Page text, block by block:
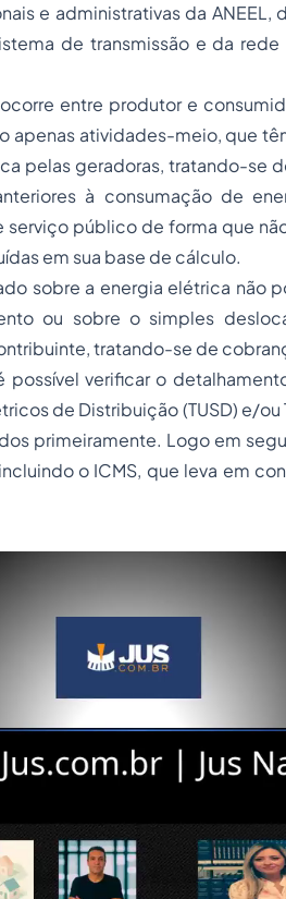
e administrativas da
de transmissão e da
entre produtor e
apenas atividades-meio, que
pelas geradoras, tratando-se
à consumação de
serviço público de forma que
em sua base de cálculo.
sobre a energia elétrica não
ou sobre o simples
tratando-se de
verificar o
de Distribuição (TUSD) e/
primeiramente. Logo em
o ICMS, que leva em